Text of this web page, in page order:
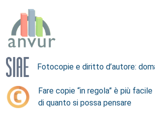
Fotocopie e diritto d’autore:
Fare copie “in regola” è più facile
di quanto si possa pensare